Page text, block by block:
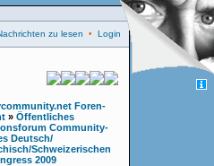
zu lesen • Login
Foren-
» Öffentliches
Community-
Deutsch/
Schweizerischen
2009